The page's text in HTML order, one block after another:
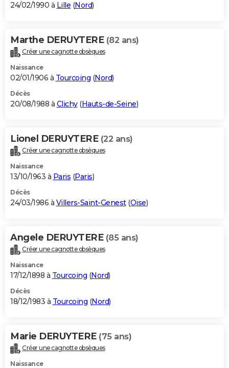
24/02/1990 à Lille (Nord)
Marthe DERUYTERE (82 ans)
Créer une cagnotte obsèques
Naissance
02/01/1906 à Tourcoing (Nord)
Décès
20/08/1988 à Clichy(Hauts-de-Seine)
Lionel DERUYTERE (22 ans)
Créer une cagnotte obsèques
Naissance
13/10/1963 à Paris (Paris)
Décès
24/03/1986 à Villers-Saint-Genest(Oise)
Angele DERUYTERE (85 ans)
Créer une cagnotte obsèques
Naissance
17/12/1898 à Tourcoing (Nord)
Décès
18/12/1983 à Tourcoing (Nord)
Marie DERUYTERE (75 ans)
Créer une cagnotte obsèques
Naissance